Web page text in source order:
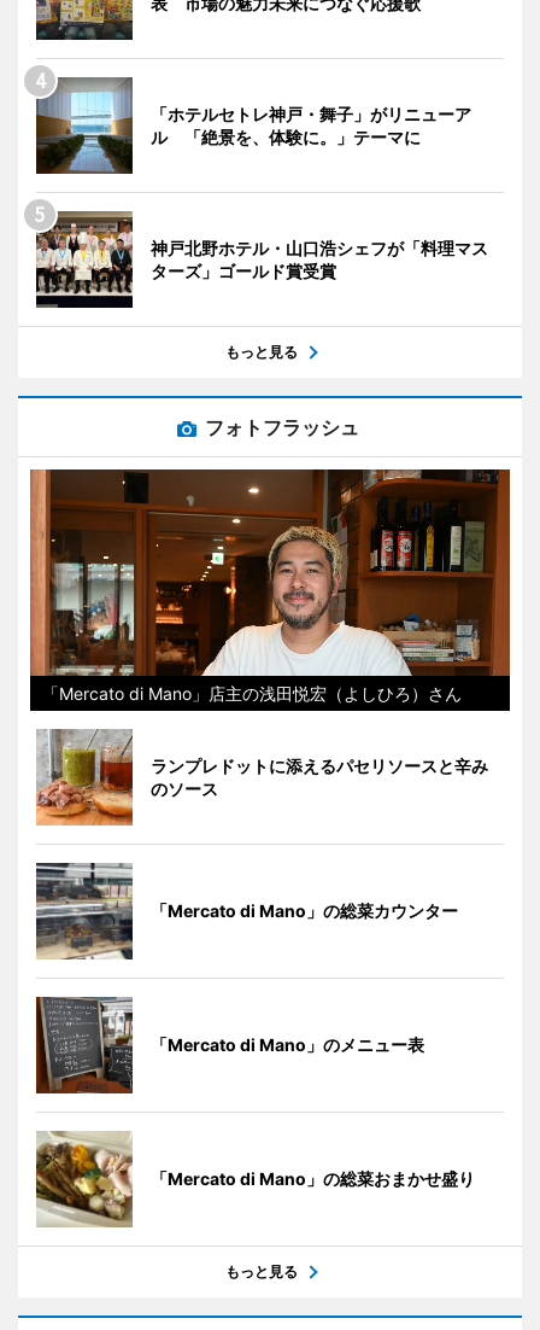
「ホテルセトレ神戸・舞子」がリニューア
ル 「絶景を、体験に。」テーマに
神戸北野ホテル・山口浩シェフが「料理マス
ターズ」ゴールド賞受賞
もっと見る
フォトフラッシュ
「Mercato di Mano」店主の浅田悦宏（よしひろ）さん
ランプレドットに添えるパセリソースと辛み
のソース
「Mercato di Mano」の総菜カウンター
「Mercato di Mano」のメニュー表
「Mercato di Mano」の総菜おまかせ盛り
もっと見る